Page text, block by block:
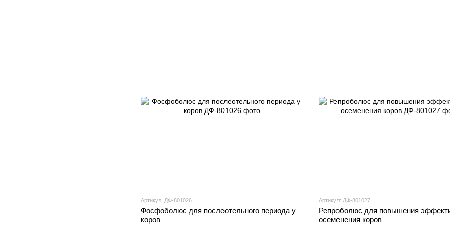
Артикул: ДФ-801026
Фосфоболюс для послеотельного периода у
коров
Артикул: ДФ-801027
Репроболюс для повышения
осеменения коров